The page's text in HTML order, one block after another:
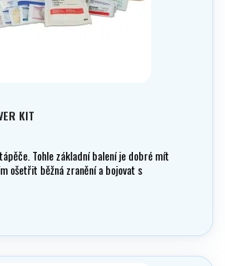
KIT
Tohle základní balení je dobré mít
ošetřit běžná zranění a bojovat s